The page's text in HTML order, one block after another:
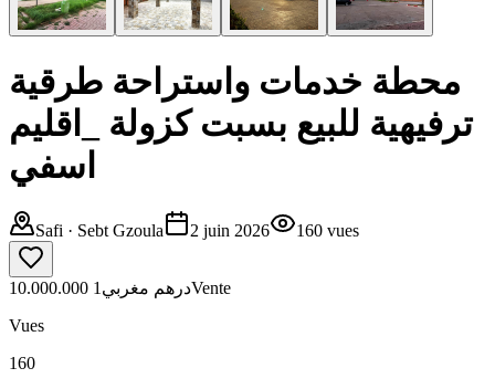
محطة خدمات واستراحة طرقية
ترفيهية للبيع بسبت كزولة _اقليم
اسفي
Safi · Sebt Gzoula 2 juin 2026 160 vues
10.000.000 درهم مغربي 1
Vente
Vues
160